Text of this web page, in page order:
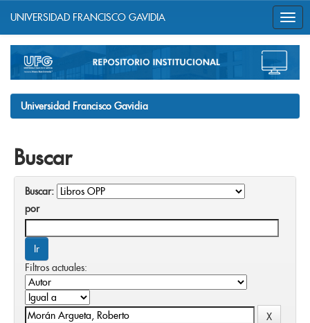
navigation
UNIVERSIDAD FRANCISCO GAVIDIA
Universidad Francisco Gavidia
Buscar
Buscar:
por
Filtros actuales: